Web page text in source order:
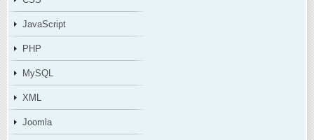
JavaScript
PHP
MySQL
XML
Joomla